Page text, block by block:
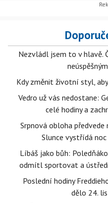
Nezvládl jsem to v hlavě.
Kdy změnit životní styl,
Vedro už vás nedostane:
celé hodiny a
Srpnová obloha
Slunce vystřídá
Líbáš jako bůh:
odmítl sportovat a
Poslední hodiny
dělo 24.